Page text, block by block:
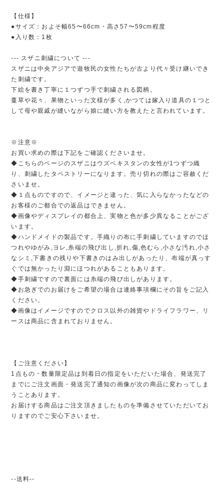
【仕様】
●サイズ：およそ幅65〜66cm・高さ57〜59cm程度
●入り数：1枚
--- スザニ刺繍について ---
スザニは中央アジアで遊牧民の女性たちが古より代々受け継いでき
た刺繍です。
下絵を書き丁寧に１つずつ手で刺繍される図柄。
蔓草や花々、果物といった文様が多く,かつては嫁入り道具の１つと
して母や親戚が縫いながら娘に縫い方を教えたと言われています。
※注意※
お買い求めの際は下記をご確認くださいませ。
◆こちらのページのスザニはウズベキスタンの女性が1つずつ織
り、刺繍したタペストリーになります。売り切れの際はご容赦くだ
さいませ。
◆１点ものですので、イメージと違った、気に入らなかったなどの
お客様のご都合での返品はできません。
◆画像やディスプレイの都合上、実物と色が多少異なることがござ
います。
◆ハンドメイドの製品です。手織りの布に手刺繍していますのでほ
つれやゆがみ,ヨレ,糸端の飛び出し,折れ,傷,色むら,小さな汚れ,小さ
なシミ,下書きの残りや下書きのはみ出しがあったり、布端が真っす
ぐでは無かったり淵にほつれがあることもあります。
◆手刺繍ですので裏面には糸端の飛び出しがあります。
◆お急ぎでのお届けをご希望の場合は連絡事項欄にその旨をご記入
ください。
◆画像はイメージですのでクロス以外の雑貨やドライフラワー、リ
ースは商品に含まれておりません。
【ご注意ください】
1点もの・数量限定品は到着日の指定をいただいた場合、発送完了
までにご注文画面・発送完了通知の画像が次の商品に変わってしま
うことあります。
お届けする商品はご注文頂きましたものを準備させていただいてお
りますのでご安心下さいませ。
--送料--